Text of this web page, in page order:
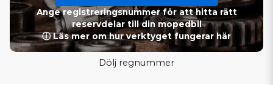
Ange registreringsnummer för att hitta rätt
reservdelar till din mopedbil
ⓘ Läs mer om hur verktyget fungerar här
Dölj regnummer